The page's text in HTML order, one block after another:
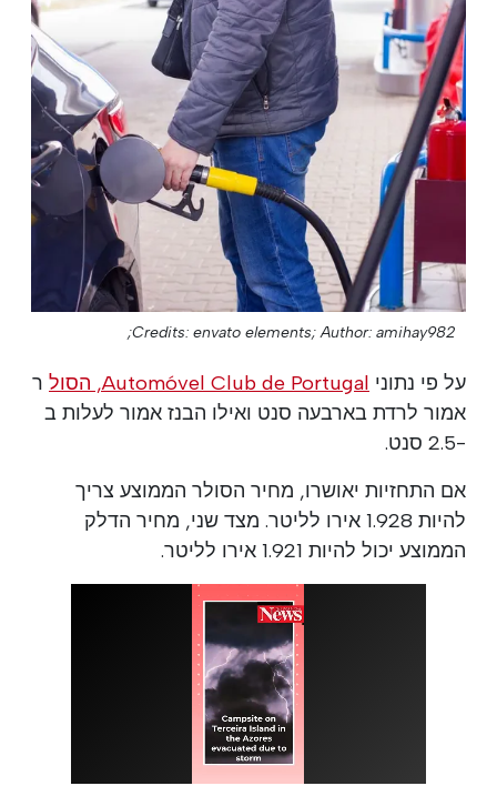
Credits: envato elements; Author: amihay982;
על פי נתוני Automóvel Club de Portugal, הסול
ר
אמור לרדת בארבעה סנט ואילו הבנז אמור לעלות ב
-2.5 סנט.
אם התחזיות יאושרו, מחיר הסולר הממוצע צריך
להיות 1.928 אירו לליטר. מצד שני, מחיר הדלק
הממוצע יכול להיות 1.921 אירו לליטר.